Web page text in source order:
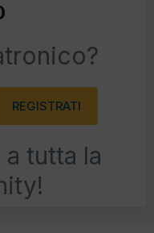
REGISTRATI
tutta la